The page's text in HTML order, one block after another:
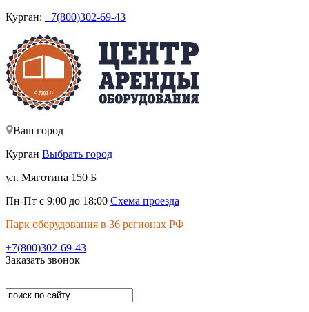
Курган: +7(800)302-69-43
Ваш город
Курган Выбрать город
ул. Мяготина 150 Б
Пн-Пт с 9:00 до 18:00 Схема проезда
Парк оборудования в 36 регионах РФ
+7(800)302-69-43
Заказать звонок